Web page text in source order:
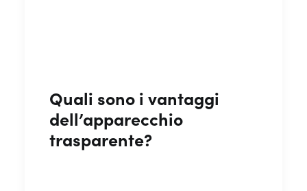
Quali sono i vantaggi
dell’apparecchio
trasparente?